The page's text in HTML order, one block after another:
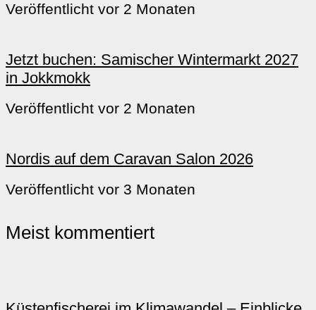
Veröffentlicht vor 2 Monaten
Jetzt buchen: Samischer Wintermarkt 2027
in Jokkmokk
Veröffentlicht vor 2 Monaten
Nordis auf dem Caravan Salon 2026
Veröffentlicht vor 3 Monaten
Meist kommentiert